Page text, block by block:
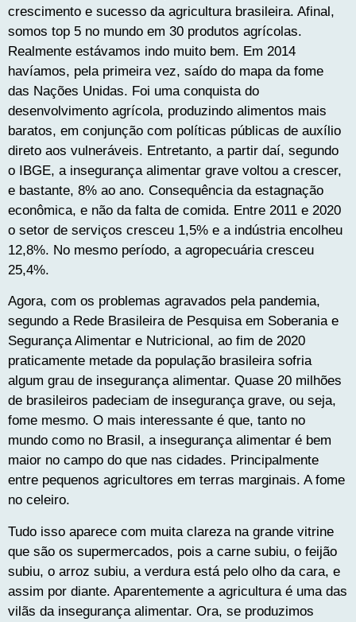
crescimento e sucesso da agricultura brasileira. Afinal,
somos top 5 no mundo em 30 produtos agrícolas.
Realmente estávamos indo muito bem. Em 2014
havíamos, pela primeira vez, saído do mapa da fome
das Nações Unidas. Foi uma conquista do
desenvolvimento agrícola, produzindo alimentos mais
baratos, em conjunção com políticas públicas de auxílio
direto aos vulneráveis. Entretanto, a partir daí, segundo
o IBGE, a insegurança alimentar grave voltou a crescer,
e bastante, 8% ao ano. Consequência da estagnação
econômica, e não da falta de comida. Entre 2011 e 2020
o setor de serviços cresceu 1,5% e a indústria encolheu
12,8%. No mesmo período, a agropecuária cresceu
25,4%.
Agora, com os problemas agravados pela pandemia,
segundo a Rede Brasileira de Pesquisa em Soberania e
Segurança Alimentar e Nutricional, ao fim de 2020
praticamente metade da população brasileira sofria
algum grau de insegurança alimentar. Quase 20 milhões
de brasileiros padeciam de insegurança grave, ou seja,
fome mesmo. O mais interessante é que, tanto no
mundo como no Brasil, a insegurança alimentar é bem
maior no campo do que nas cidades. Principalmente
entre pequenos agricultores em terras marginais. A fome
no celeiro.
Tudo isso aparece com muita clareza na grande vitrine
que são os supermercados, pois a carne subiu, o feijão
subiu, o arroz subiu, a verdura está pelo olho da cara, e
assim por diante. Aparentemente a agricultura é uma das
vilãs da insegurança alimentar. Ora, se produzimos